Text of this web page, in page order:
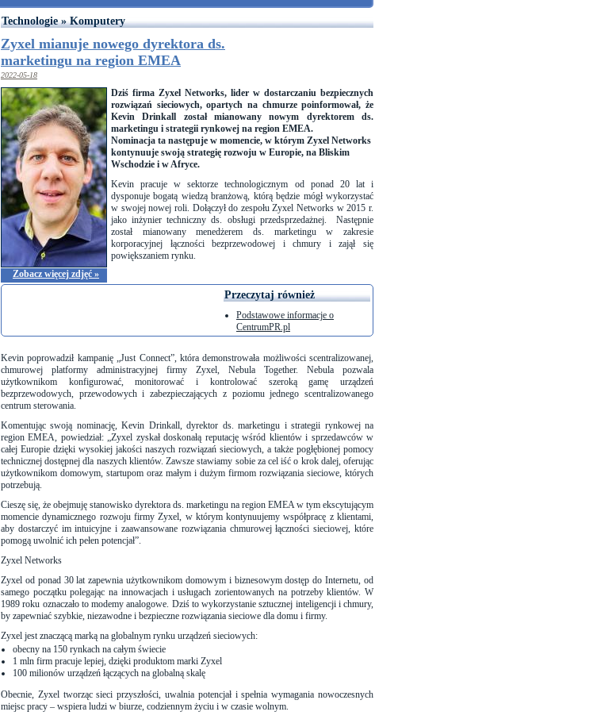
Technologie » Komputery
Zyxel mianuje nowego dyrektora ds.
marketingu na region EMEA
2022-05-18
Zobacz więcej zdjęć »
Dziś firma Zyxel Networks, lider w dostarczaniu bezpiecznych
rozwiązań sieciowych, opartych na chmurze poinformował, że
Kevin Drinkall został mianowany nowym dyrektorem ds.
marketingu i strategii rynkowej na region EMEA.
Nominacja ta następuje w momencie, w którym Zyxel Networks
kontynuuje swoją strategię rozwoju w Europie, na Bliskim
Wschodzie i w Afryce.
Kevin pracuje w sektorze technologicznym od ponad 20 lat i
dysponuje bogatą wiedzą branżową, którą będzie mógł wykorzystać
w swojej nowej roli. Dołączył do zespołu Zyxel Networks w 2015 r.
jako inżynier techniczny ds. obsługi przedsprzedażnej. Następnie
został mianowany menedżerem ds. marketingu w zakresie
korporacyjnej łączności bezprzewodowej i chmury i zajął się
powiększaniem rynku.
Przeczytaj również
Podstawowe informacje o
CentrumPR.pl
Kevin poprowadził kampanię „Just Connect”, która demonstrowała możliwości scentralizowanej,
chmurowej platformy administracyjnej firmy Zyxel, Nebula Together. Nebula pozwala
użytkownikom konfigurować, monitorować i kontrolować szeroką gamę urządzeń
bezprzewodowych, przewodowych i zabezpieczających z poziomu jednego scentralizowanego
centrum sterowania.
Komentując swoją nominację, Kevin Drinkall,dyrektor ds. marketingu i strategii rynkowej na
region EMEA, powiedział: „Zyxel zyskał doskonałą reputację wśród klientów i sprzedawców w
całej Europie dzięki wysokiej jakości naszych rozwiązań sieciowych, a także pogłębionej pomocy
technicznej dostępnej dla naszych klientów. Zawsze stawiamy sobie za cel iść o krok dalej, oferując
użytkownikom domowym, startupom oraz małym i dużym firmom rozwiązania sieciowe, których
potrzebują.
Cieszę się, że obejmuję stanowisko dyrektora ds. marketingu na region EMEA w tym ekscytującym
momencie dynamicznego rozwoju firmy Zyxel, w którym kontynuujemy współpracę z klientami,
aby dostarczyć im intuicyjne i zaawansowane rozwiązania chmurowej łączności sieciowej, które
pomogą uwolnić ich pełen potencjał”.
Zyxel Networks
Zyxel od ponad 30 lat zapewnia użytkownikom domowym i biznesowym dostęp do Internetu, od
samego początku polegając na innowacjach i usługach zorientowanych na potrzeby klientów. W
1989 roku oznaczało to modemy analogowe. Dziś to wykorzystanie sztucznej inteligencji i chmury,
by zapewniać szybkie, niezawodne i bezpieczne rozwiązania sieciowe dla domu i firmy.
Zyxel jest znaczącą marką na globalnym rynku urządzeń sieciowych:
obecny na 150 rynkach na całym świecie
1 mln firm pracuje lepiej, dzięki produktom marki Zyxel
100 milionów urządzeń łączących na globalną skalę
Obecnie, Zyxel tworząc sieci przyszłości, uwalnia potencjał i spełnia wymagania nowoczesnych
miejsc pracy – wspiera ludzi w biurze, codziennym życiu i w czasie wolnym.